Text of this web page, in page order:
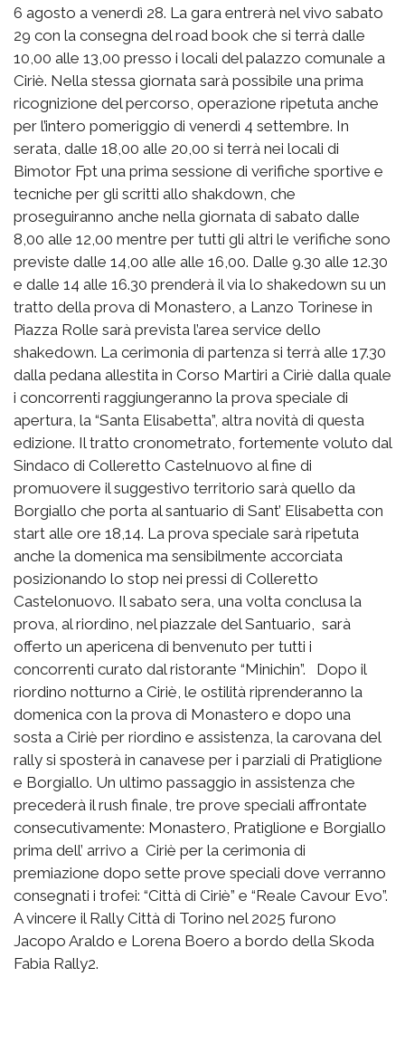
6 agosto a venerdì 28. La gara entrerà nel vivo sabato
29 con la consegna del road book che si terrà dalle
10,00 alle 13,00 presso i locali del palazzo comunale a
Ciriè. Nella stessa giornata sarà possibile una prima
ricognizione del percorso, operazione ripetuta anche
per l’intero pomeriggio di venerdì 4 settembre. In
serata, dalle 18,00 alle 20,00 si terrà nei locali di
Bimotor Fpt una prima sessione di verifiche sportive e
tecniche per gli scritti allo shakdown, che
proseguiranno anche nella giornata di sabato dalle
8,00 alle 12,00 mentre per tutti gli altri le verifiche sono
previste dalle 14,00 alle alle 16,00. Dalle 9.30 alle 12.30
e dalle 14 alle 16.30 prenderà il via lo shakedown su un
tratto della prova di Monastero, a Lanzo Torinese in
Piazza Rolle sarà prevista l’area service dello
shakedown. La cerimonia di partenza si terrà alle 17.30
dalla pedana allestita in Corso Martiri a Ciriè dalla quale
i concorrenti raggiungeranno la prova speciale di
apertura, la “Santa Elisabetta”, altra novità di questa
edizione. Il tratto cronometrato, fortemente voluto dal
Sindaco di Colleretto Castelnuovo al fine di
promuovere il suggestivo territorio sarà quello da
Borgiallo che porta al santuario di Sant’ Elisabetta con
start alle ore 18,14. La prova speciale sarà ripetuta
anche la domenica ma sensibilmente accorciata
posizionando lo stop nei pressi di Colleretto
Castelonuovo. Il sabato sera, una volta conclusa la
prova, al riordino, nel piazzale del Santuario, sarà
offerto un apericena di benvenuto per tutti i
concorrenti curato dal ristorante “Minichin”. Dopo il
riordino notturno a Ciriè, le ostilità riprenderanno la
domenica con la prova di Monastero e dopo una
sosta a Ciriè per riordino e assistenza, la carovana del
rally si sposterà in canavese per i parziali di Pratiglione
e Borgiallo. Un ultimo passaggio in assistenza che
precederà il rush finale, tre prove speciali affrontate
consecutivamente: Monastero, Pratiglione e Borgiallo
prima dell’ arrivo a Ciriè per la cerimonia di
premiazione dopo sette prove speciali dove verranno
consegnati i trofei: “Città di Ciriè” e “Reale Cavour Evo”.
A vincere il Rally Città di Torino nel 2025 furono
Jacopo Araldo e Lorena Boero a bordo della Skoda
Fabia Rally2.